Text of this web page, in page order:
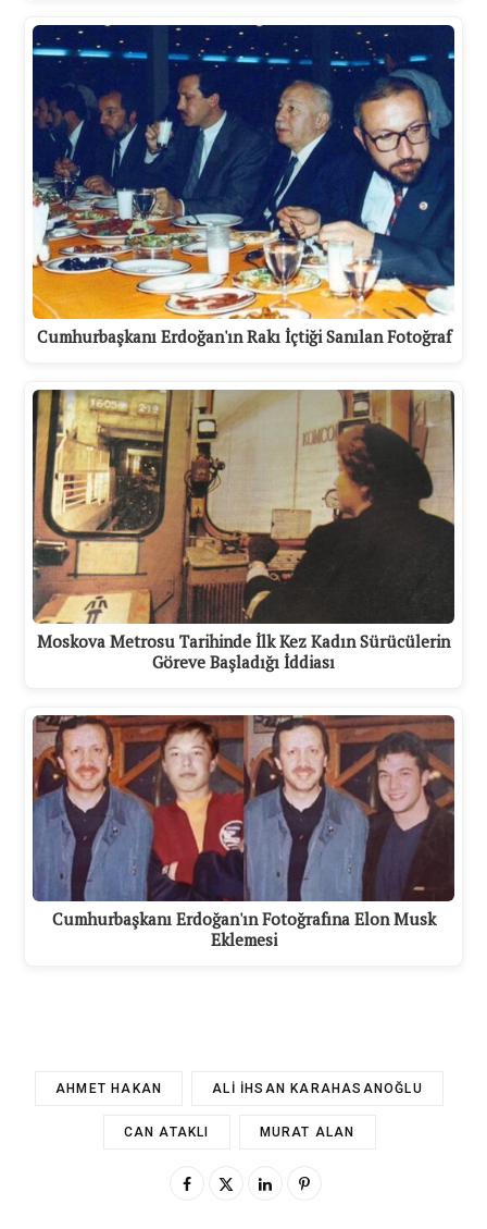
Cumhurbaşkanı Erdoğan'ın Rakı İçtiği Sanılan Fotoğraf
Moskova Metrosu Tarihinde İlk Kez Kadın Sürücülerin
Göreve Başladığı İddiası
Cumhurbaşkanı Erdoğan'ın Fotoğrafına Elon Musk
Eklemesi
AHMET HAKAN ALI İHSAN KARAHASANOĞLU
CAN ATAKLI MURAT ALAN